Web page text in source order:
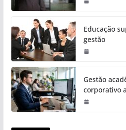
Educação
gestão
Gestão
corporativo